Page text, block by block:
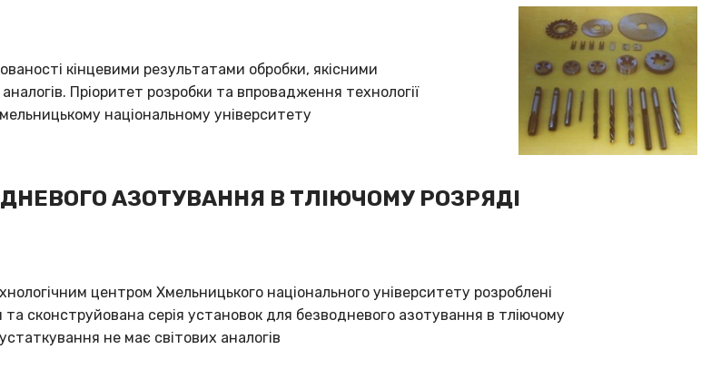
кінцевими результатами обробки, якісними
Пріоритет розробки та впровадження технології
національному університету
АЗОТУВАННЯ В ТЛІЮЧОМУ РОЗРЯДІ
центром Хмельницького національного університету розроблені
сконструйована серія установок для безводневого азотування в тліючому
не має світових аналогів